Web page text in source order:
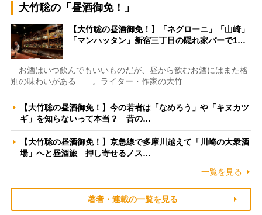
大竹聡の「昼酒御免！」
【大竹聡の昼酒御免！】「ネグローニ」「山崎」
「マンハッタン」新宿三丁目の隠れ家バーで1…
お酒はいつ飲んでもいいものだが、昼から飲むお酒にはまた格
別の味わいがある――。ライター・作家の大竹…
【大竹聡の昼酒御免！】今の若者は「なめろう」や「キヌカツ
ギ」を知らないって本当？ 昔の…
【大竹聡の昼酒御免！】京急線で多摩川越えて「川崎の大衆酒
場」へと昼酒旅 押し寄せるノス…
一覧を見る
著者・連載の一覧を見る